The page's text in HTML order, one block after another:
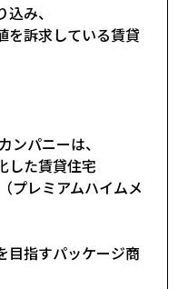
み、
を訴求している賃貸
ンパニーは、
した賃貸住宅
プレミアムハイムメ
目指すパッケージ商